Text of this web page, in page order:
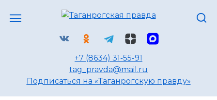
+7 (8634) 31-55-91
tag_pravda@mail.ru
Подписаться на «Таганрогскую правду»